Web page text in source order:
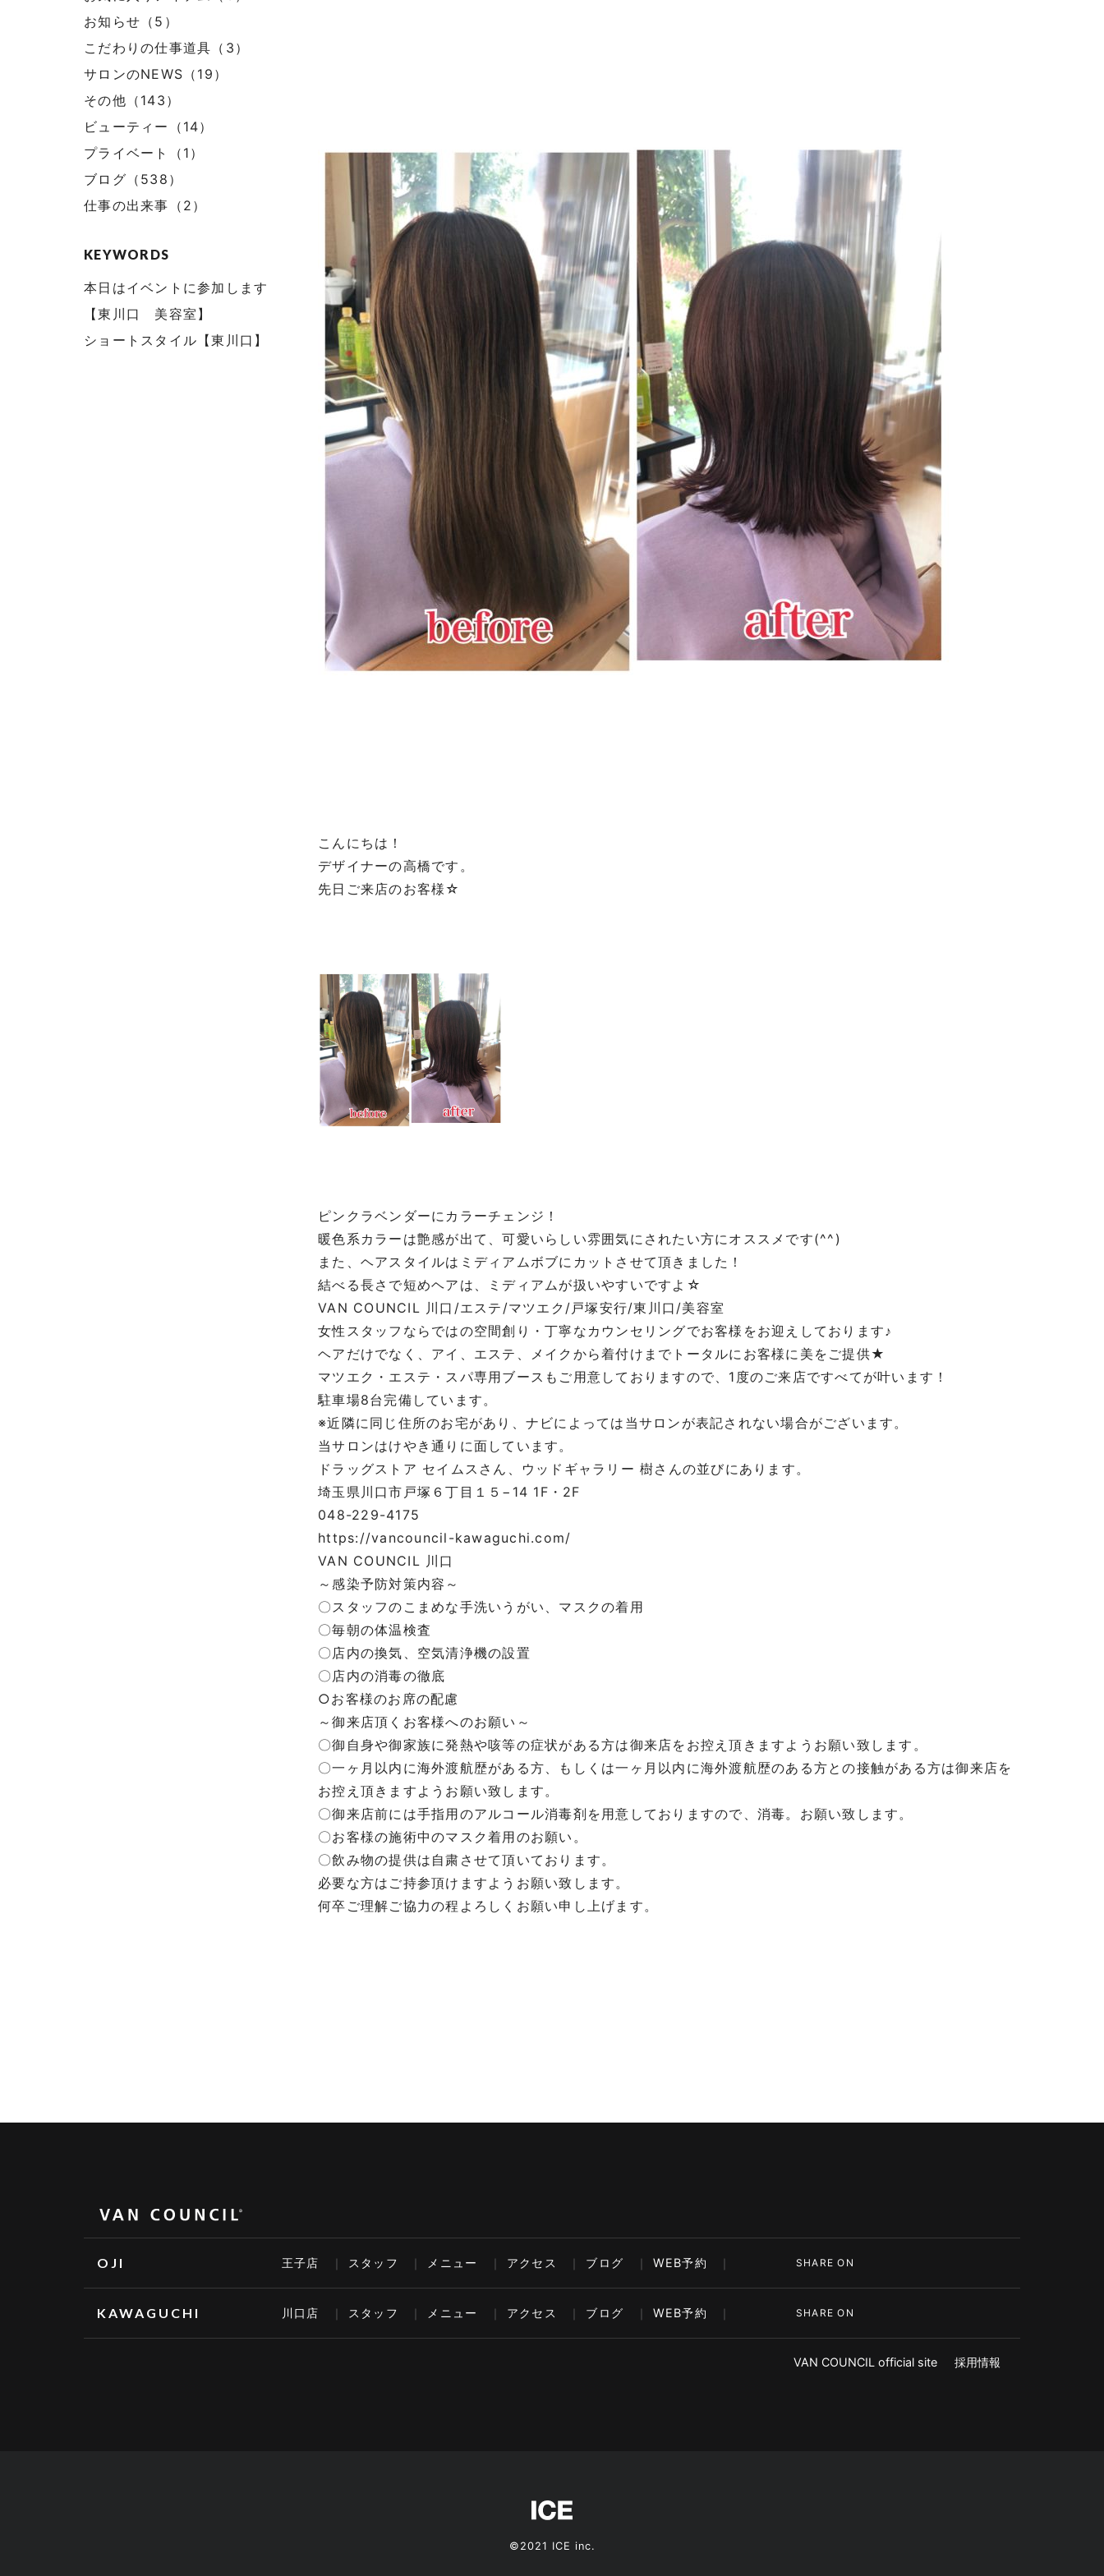
お知らせ（5）
こだわりの仕事道具（3）
サロンのNEWS（19）
その他（143）
ビューティー（14）
プライベート（1）
ブログ（538）
仕事の出来事（2）
KEYWORDS
本日はイベントに参加します
【東川口 美容室】
ショートスタイル【東川口】
こんにちは！
デザイナーの高橋です。
先日ご来店のお客様☆
ピンクラベンダーにカラーチェンジ！
暖色系カラーは艶感が出て、可愛いらしい雰囲気にされたい方にオススメです(^^)
また、ヘアスタイルはミディアムボブにカットさせて頂きました！
結べる長さで短めヘアは、ミディアムが扱いやすいですよ☆
VAN COUNCIL 川口/エステ/マツエク/戸塚安行/東川口/美容室
女性スタッフならではの空間創り・丁寧なカウンセリングでお客様をお迎えしております♪
ヘアだけでなく、アイ、エステ、メイクから着付けまでトータルにお客様に美をご提供★
マツエク・エステ・スパ専用ブースもご用意しておりますので、1度のご来店ですべてが叶います！
駐車場8台完備しています。
※近隣に同じ住所のお宅があり、ナビによっては当サロンが表記されない場合がございます。
当サロンはけやき通りに面しています。
ドラッグストア セイムスさん、ウッドギャラリー 樹さんの並びにあります。
埼玉県川口市戸塚６丁目１５−14 1F・2F
048-229-4175
https://vancouncil-kawaguchi.com/
VAN COUNCIL 川口
～感染予防対策内容～
〇スタッフのこまめな手洗いうがい、マスクの着用
〇毎朝の体温検査
〇店内の換気、空気清浄機の設置
〇店内の消毒の徹底
○お客様のお席の配慮
～御来店頂くお客様へのお願い～
〇御自身や御家族に発熱や咳等の症状がある方は御来店をお控え頂きますようお願い致します。
〇一ヶ月以内に海外渡航歴がある方、もしくは一ヶ月以内に海外渡航歴のある方との接触がある方は御来店を
お控え頂きますようお願い致します。
〇御来店前には手指用のアルコール消毒剤を用意しておりますので、消毒。お願い致します。
〇お客様の施術中のマスク着用のお願い。
〇飲み物の提供は自粛させて頂いております。
必要な方はご持参頂けますようお願い致します。
何卒ご理解ご協力の程よろしくお願い申し上げます。
OJI 王子店 スタッフ メニュー アクセス ブログ WEB予約 SHARE ON
KAWAGUCHI 川口店 スタッフ メニュー アクセス ブログ WEB予約 SHARE ON
VAN COUNCIL official site 採用情報
©2021 ICE inc.